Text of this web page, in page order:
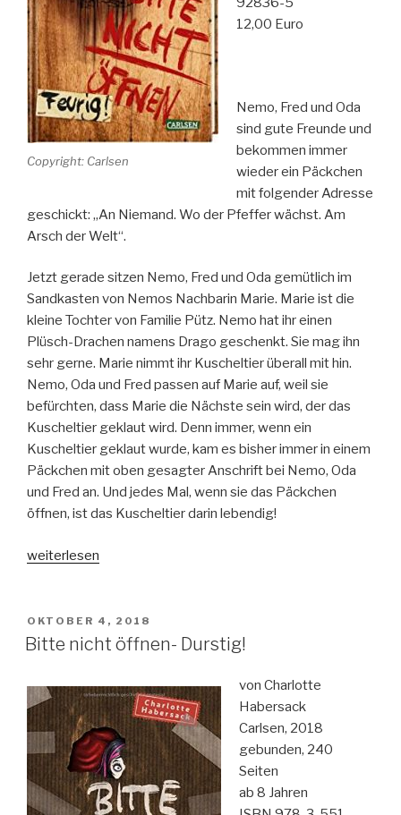
Copyright: Carlsen
12,00 Euro
Nemo, Fred und Oda
sind gute Freunde und
bekommen immer
wieder ein Päckchen
mit folgender Adresse
geschickt: „An Niemand. Wo der Pfeffer wächst. Am
Arsch der Welt“.
Jetzt gerade sitzen Nemo, Fred und Oda gemütlich im
Sandkasten von Nemos Nachbarin Marie. Marie ist die
kleine Tochter von Familie Pütz. Nemo hat ihr einen
Plüsch-Drachen namens Drago geschenkt. Sie mag ihn
sehr gerne. Marie nimmt ihr Kuscheltier überall mit hin.
Nemo, Oda und Fred passen auf Marie auf, weil sie
befürchten, dass Marie die Nächste sein wird, der das
Kuscheltier geklaut wird. Denn immer, wenn ein
Kuscheltier geklaut wurde, kam es bisher immer in einem
Päckchen mit oben gesagter Anschrift bei Nemo, Oda
und Fred an. Und jedes Mal, wenn sie das Päckchen
öffnen, ist das Kuscheltier darin lebendig!
„Bitte
feurig!“
weiterlesen
VERÖFFENTLICHT
AM
OKTOBER 4, 2018
Bitte nicht öffnen- Durstig!
von Charlotte
Habersack
Carlsen, 2018
gebunden, 240
Seiten
ab 8 Jahren